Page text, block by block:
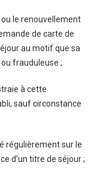
ou le renouvellement
de carte de
au motif que sa
frauduleuse ;
à cette
sauf circonstance
régulièrement sur le
d’un titre de séjour ;